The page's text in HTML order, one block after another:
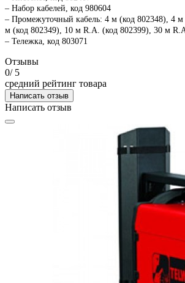
– Набор кабелей, код 980604
– Промежуточный кабель: 4 м (код 802348), 4
м (код 802349), 10 м R.A. (код 802399), 30 м
– Тележка, код 803071
Отзывы
0/ 5
средний рейтинг товара
Написать отзыв
Написать отзыв